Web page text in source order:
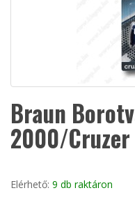
Braun
2000/
Elérhető: 9 db raktáron